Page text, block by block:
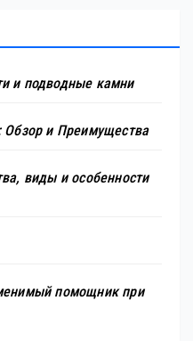
и подводные камни
Обзор и Преимущества
виды и особенности
помощник при